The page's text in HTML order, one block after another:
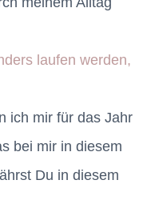
laufen werden,
ich mir für das Jahr
bei mir in diesem
Du in diesem